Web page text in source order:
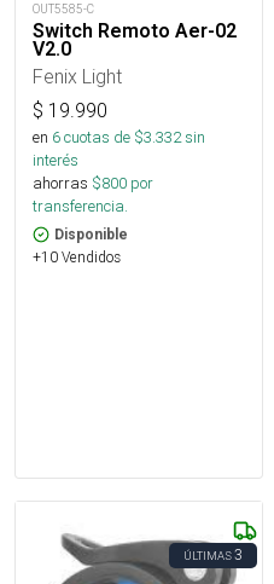
OUT5585-C
Switch Remoto Aer-02
V2.0
Fenix Light
$ 19.990
en 6cuotas de $3.332sin
interés
ahorras $800 por
transferencia.
Disponible
+10 Vendidos
ÚLTIMAS3